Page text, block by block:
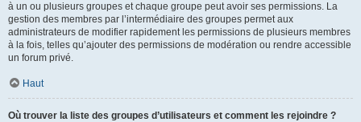
à un ou plusieurs groupes et chaque groupe peut avoir ses permissions. La
gestion des membres par l’intermédiaire des groupes permet aux
administrateurs de modifier rapidement les permissions de plusieurs membres
à la fois, telles qu’ajouter des permissions de modération ou rendre accessible
un forum privé.
Haut
Où trouver la liste des groupes d’utilisateurs et comment les rejoindre ?